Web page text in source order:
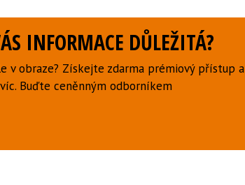
INFORMACE DŮLEŽITÁ?
v obraze? Získejte zdarma prémiový přístup a
Buďte ceněnným odborníkem